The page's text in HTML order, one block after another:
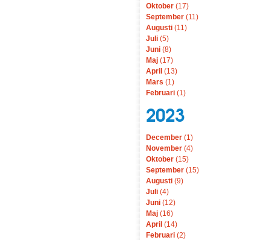
Oktober (17)
September (11)
Augusti (11)
Juli (5)
Juni (8)
Maj (17)
April (13)
Mars (1)
Februari (1)
2023
December (1)
November (4)
Oktober (15)
September (15)
Augusti (9)
Juli (4)
Juni (12)
Maj (16)
April (14)
Februari (2)